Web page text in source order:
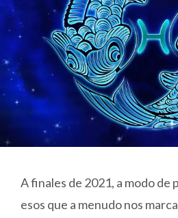
A finales de 2021, a modo de
esos que a menudo nos